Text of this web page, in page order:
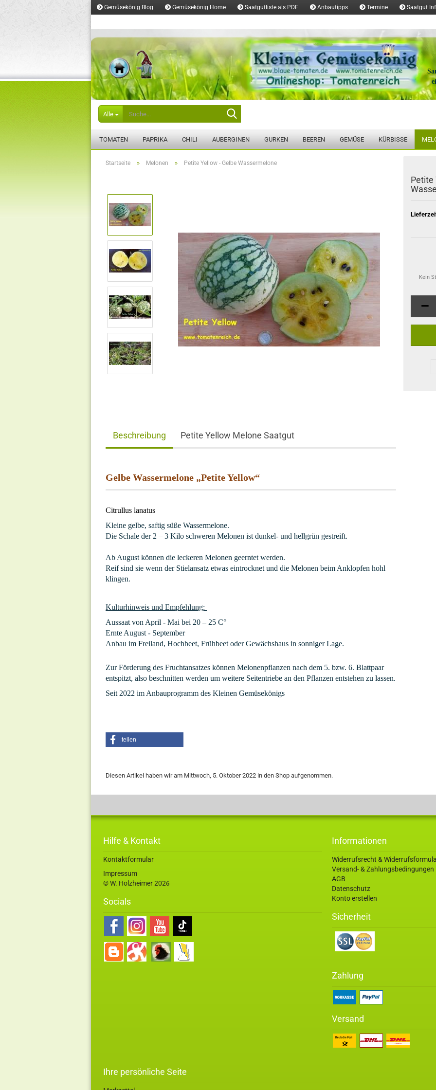
Gemüsekönig Blog Gemüsekönig Home Saatgutliste als PDF Anbautipps Termine Saatgut
Alle
TOMATEN PAPRIKA CHILI AUBERGINEN GURKEN BEEREN GEMÜSE KÜRBISSE
Startseite » Melonen » Petite Yellow - Gelbe Wassermelone
Petite
Kein
Beschreibung Petite Yellow Melone Saatgut
Gelbe Wassermelone „Petite Yellow“
Citrullus lanatus
Kleine gelbe, saftig süße Wassermelone.
Die Schale der 2 – 3 Kilo schweren Melonen ist dunkel- und hellgrün gestreift.
Ab August können die leckeren Melonen geerntet werden.
Reif sind sie wenn der Stielansatz etwas eintrocknet und die Melonen beim Anklopfen hohl
klingen.
Kulturhinweis und Empfehlung:
Aussaat von April - Mai bei 20 – 25 C°
Ernte August - September
Anbau im Freiland, Hochbeet, Frühbeet oder Gewächshaus in sonniger Lage.
Zur Förderung des Fruchtansatzes können Melonenpflanzen nach dem 5. bzw. 6. Blattpaar
entspitzt, also beschnitten werden um weitere Seitentriebe an den Pflanzen entstehen zu lassen.
Seit 2022 im Anbauprogramm des Kleinen Gemüsekönigs
teilen
Diesen Artikel haben wir am Mittwoch, 5. Oktober 2022 in den Shop aufgenommen.
Hilfe & Kontakt
Kontaktformular
Impressum
© W. Holzheimer 2026
Socials
Informationen
Widerrufsrecht &
Versand- & Zahlungsbedingungen
AGB
Datenschutz
Konto erstellen
Sicherheit
Zahlung
Versand
Ihre persönliche Seite